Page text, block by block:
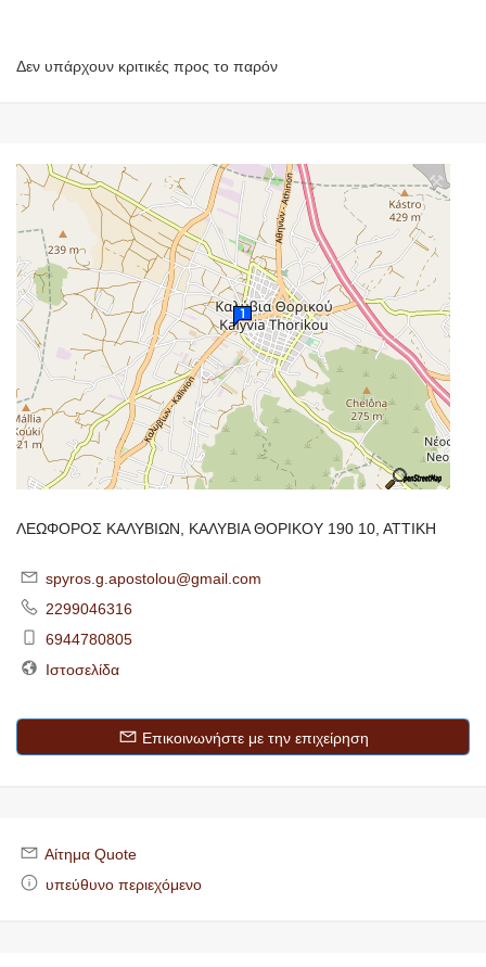
Δεν υπάρχουν κριτικές προς το παρόν
ΛΕΩΦΟΡΟΣ ΚΑΛΥΒΙΩΝ, ΚΑΛΥΒΙΑ ΘΟΡΙΚΟΥ 190 10, ΑΤΤΙΚΗ
spyros.g.apostolou@gmail.com
2299046316
6944780805
Ιστοσελίδα
Επικοινωνήστε με την επιχείρηση
Αίτημα Quote
υπεύθυνο περιεχόμενο